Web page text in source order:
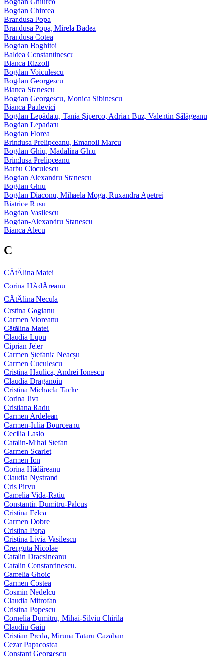
Bogdan Chircea
Brandusa Popa
Brandusa Popa, Mirela Badea
Brandusa Cotea
Bogdan Boghitoi
Baldea Constantinescu
Bianca Rizzoli
Bogdan Voiculescu
Bogdan Georgescu
Bianca Stanescu
Bogdan Georgescu, Monica Sibinescu
Bianca Paulevici
Bogdan Lepădatu, Tania Şiperco, Adrian Buz, Valentin Sălăgeanu
Bogdan Lepadatu
Bogdan Florea
Brindusa Prelipceanu, Emanoil Marcu
Bogdan Ghiu, Madalina Ghiu
Brindusa Prelipceanu
Barbu Cioculescu
Bogdan Alexandru Stanescu
Bogdan Ghiu
Bogdan Diaconu, Mihaela Moga, Ruxandra Apetrei
Biatrice Rusu
Bogdan Vasilescu
Bogdan-Alexandru Stanescu
Bianca Alecu
C
CÄtÄlina Matei
Corina HÄdÄreanu
CÄtÄlina Necula
Crstina Gogianu
Carmen Vioreanu
Cătălina Matei
Claudia Lupu
Ciprian Jeler
Carmen Ștefania Neacșu
Carmen Cuculescu
Cristina Haulica, Andrei Ionescu
Claudia Draganoiu
Cristina Michaela Tache
Corina Jiva
Cristiana Radu
Carmen Ardelean
Carmen-Iulia Bourceanu
Cecilia Laslo
Catalin-Mihai Stefan
Carmen Scarlet
Carmen Ion
Corina Hădăreanu
Claudia Nystrand
Cris Pirvu
Camelia Vida-Ratiu
Constantin Dumitru‑Palcus
Cristina Felea
Carmen Dobre
Cristina Popa
Cristina Livia Vasilescu
Crenguta Nicolae
Catalin Dracsineanu
Catalin Constantinescu.
Camelia Ghoic
Carmen Costea
Cosmin Nedelcu
Claudia Mitrofan
Cristina Popescu
Cornelia Dumitru, Mihai‑Silviu Chirila
Claudiu Gaiu
Cristian Preda, Miruna Tataru Cazaban
Cezar Papacostea
Constant Georgescu